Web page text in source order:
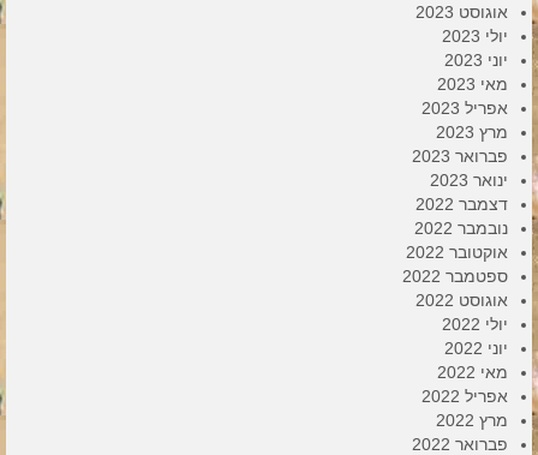
אוגוסט 2023
יולי 2023
יוני 2023
מאי 2023
אפריל 2023
מרץ 2023
פברואר 2023
ינואר 2023
דצמבר 2022
נובמבר 2022
אוקטובר 2022
ספטמבר 2022
אוגוסט 2022
יולי 2022
יוני 2022
מאי 2022
אפריל 2022
מרץ 2022
פברואר 2022